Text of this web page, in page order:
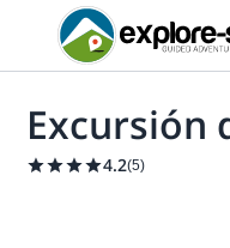
Excursión
4.2(5)